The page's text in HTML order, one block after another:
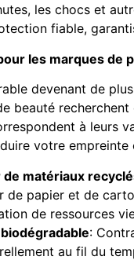
les chocs et
fiable,
les marques de
devenant de
beauté
à leurs
votre empreinte
de matériaux
de papier et de
de ressources
:
au fil du